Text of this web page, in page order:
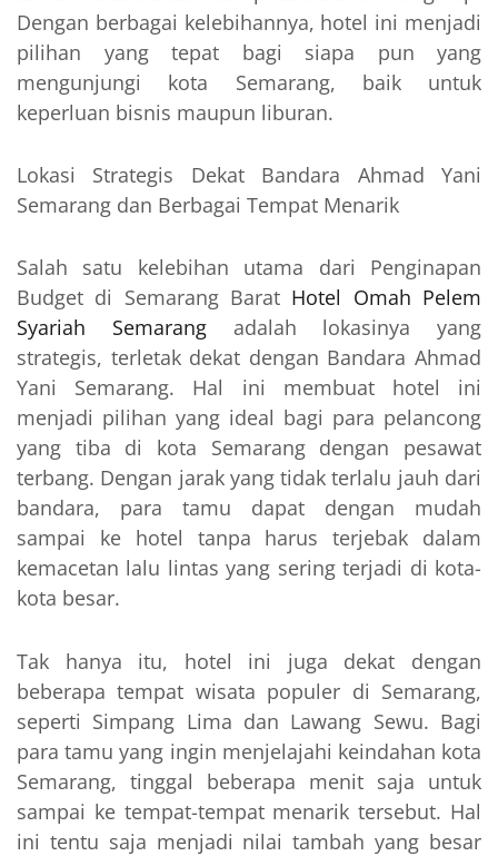
Dengan berbagai kelebihannya, hotel ini menjadi
pilihan yang tepat bagi siapa pun yang
mengunjungi kota Semarang, baik untuk
keperluan bisnis maupun liburan.
Lokasi Strategis Dekat Bandara Ahmad Yani
Semarang dan Berbagai Tempat Menarik
Salah satu kelebihan utama dari Penginapan
Budget di Semarang Barat Hotel Omah Pelem
Syariah Semarangadalah lokasinya yang
strategis, terletak dekat dengan Bandara Ahmad
Yani Semarang. Hal ini membuat hotel ini
menjadi pilihan yang ideal bagi para pelancong
yang tiba di kota Semarang dengan pesawat
terbang. Dengan jarak yang tidak terlalu jauh dari
bandara, para tamu dapat dengan mudah
sampai ke hotel tanpa harus terjebak dalam
kemacetan lalu lintas yang sering terjadi di kota-
kota besar.
Tak hanya itu, hotel ini juga dekat dengan
beberapa tempat wisata populer di Semarang,
seperti Simpang Lima dan Lawang Sewu. Bagi
para tamu yang ingin menjelajahi keindahan kota
Semarang, tinggal beberapa menit saja untuk
sampai ke tempat-tempat menarik tersebut. Hal
ini tentu saja menjadi nilai tambah yang besar